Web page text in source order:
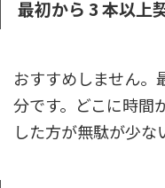
最初から 3 本以上
おすすめしません。
分です。どこに時間
した方が無駄が少な